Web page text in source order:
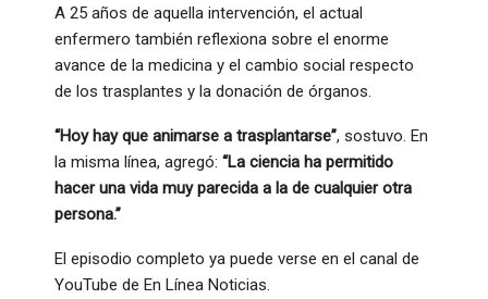
A 25 años de aquella intervención, el actual
enfermero también reflexiona sobre el enorme
avance de la medicina y el cambio social respecto
de los trasplantes y la donación de órganos.
“Hoy hay que animarse a trasplantarse”, sostuvo. En
la misma línea, agregó: “La ciencia ha permitido
hacer una vida muy parecida a la de cualquier otra
persona.”
El episodio completo ya puede verse en el canal de
YouTube de En Línea Noticias.